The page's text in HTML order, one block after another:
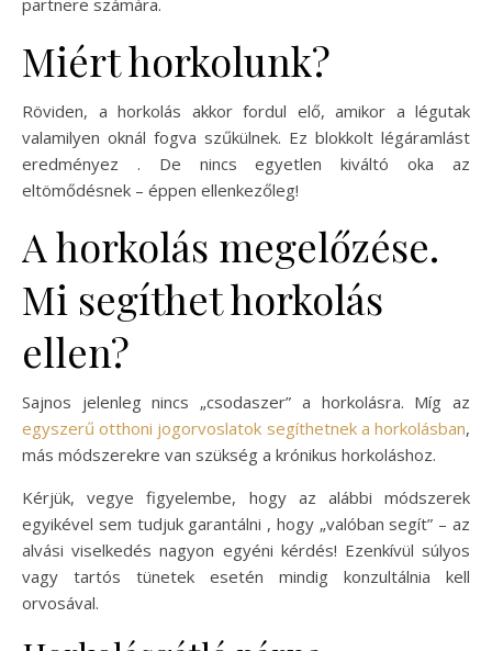
partnere számára.
Miért horkolunk?
Röviden, a horkolás akkor fordul elő, amikor a légutak
valamilyen oknál fogva szűkülnek. Ez blokkolt légáramlást
eredményez . De nincs egyetlen kiváltó oka az
eltömődésnek – éppen ellenkezőleg!
A horkolás megelőzése.
Mi segíthet horkolás
ellen?
Sajnos jelenleg nincs „csodaszer” a horkolásra. Míg az
egyszerű otthoni jogorvoslatok segíthetnek a horkolásban,
más módszerekre van szükség a krónikus horkoláshoz.
Kérjük, vegye figyelembe, hogy az alábbi módszerek
egyikével sem tudjuk garantálni , hogy „valóban segít” – az
alvási viselkedés nagyon egyéni kérdés! Ezenkívül súlyos
vagy tartós tünetek esetén mindig konzultálnia kell
orvosával.